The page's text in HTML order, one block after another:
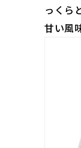
っくら
甘い風